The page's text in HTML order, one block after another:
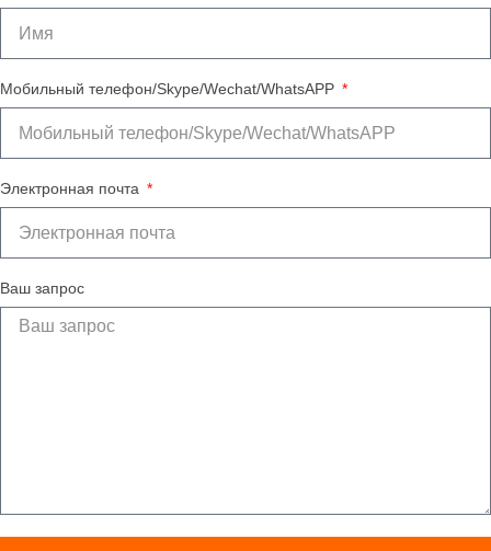
Мобильный телефон/Skype/Wechat/WhatsAPP
Электронная почта
Ваш запрос